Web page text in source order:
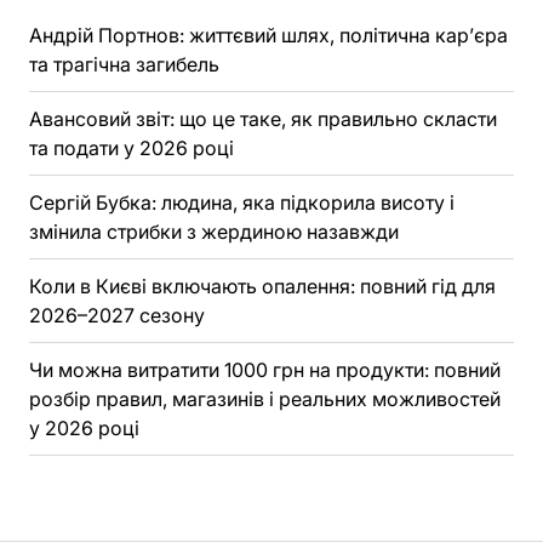
Андрій Портнов: життєвий шлях, політична кар’єра
та трагічна загибель
Авансовий звіт: що це таке, як правильно скласти
та подати у 2026 році
Сергій Бубка: людина, яка підкорила висоту і
змінила стрибки з жердиною назавжди
Коли в Києві включають опалення: повний гід для
2026–2027 сезону
Чи можна витратити 1000 грн на продукти: повний
розбір правил, магазинів і реальних можливостей
у 2026 році